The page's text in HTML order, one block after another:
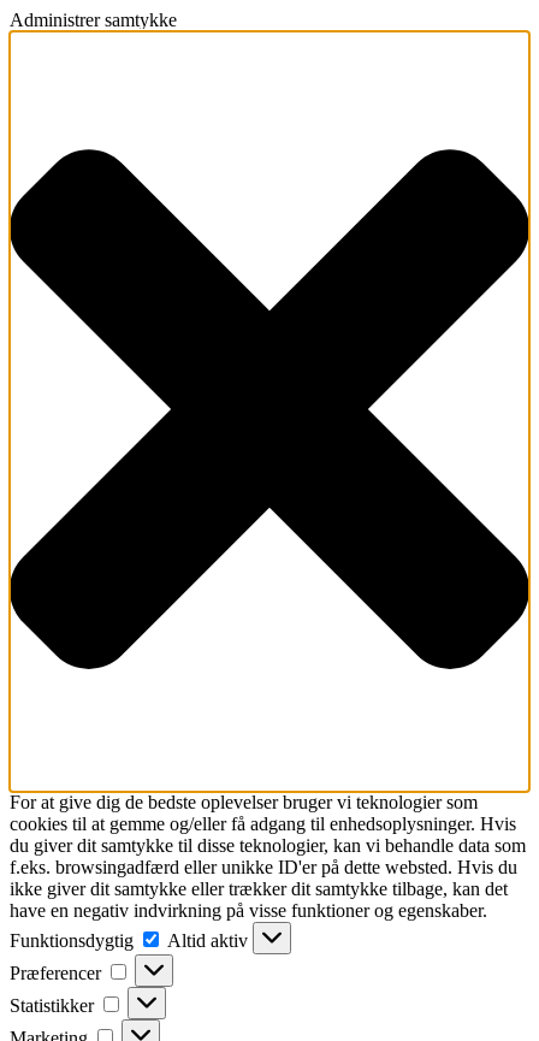
Administrer samtykke
For at give dig de bedste oplevelser bruger vi teknologier som
cookies til at gemme og/eller få adgang til enhedsoplysninger. Hvis
du giver dit samtykke til disse teknologier, kan vi behandle data som
f.eks. browsingadfærd eller unikke ID'er på dette websted. Hvis du
ikke giver dit samtykke eller trækker dit samtykke tilbage, kan det
have en negativ indvirkning på visse funktioner og egenskaber.
Funktionsdygtig
Funktionsdygtig
Altid aktiv
Præferencer
Præferencer
Statistikker Statistikker
Marketing